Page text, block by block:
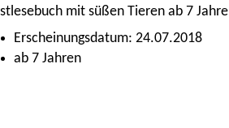
mit süßen Tieren ab 7 Jahre
Erscheinungsdatum: 24.07.2018
ab 7 Jahren